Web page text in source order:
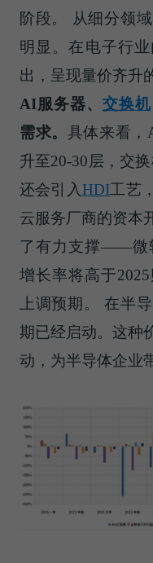
阶段。 从细分领
明显。在电子行
出，呈现量价齐升
AI服务器、 交换机
需求。 具体来看，
升至20-30层，交
还会引入HDI工艺
云服务厂商的资本
了有力支撑——微
增长率将高于
上调预期。 在半
期已经启动。这种
动，为半导体企业